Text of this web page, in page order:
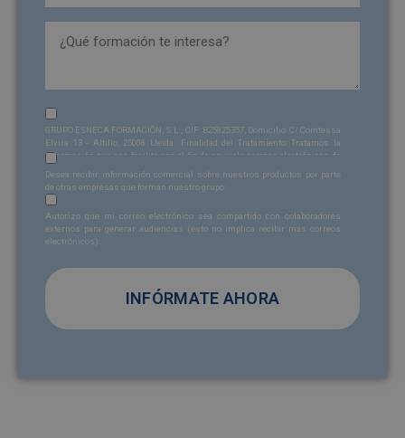
Sin
nombre
(Obligatorio)
GRUPO ESNECA FORMACIÓN, S.L., CIF: B25825357, Domicilio: C/ Comtessa
Elvira 13 - Altillo, 25008 Lleida. Finalidad del Tratamiento: Tratamos la
información que nos facilita con el fin de enviarle correos electrónicos de
productos que fueran de su interés. Legitimación del tratamiento:
Consentimiento del interesado. Derechos: Puede ejercitar sus derechos
identificándose suficientemente, dirigiéndose a la dirección
admin@grupoesneca.com . Para más información consulte nuestra
Política de Privacidad. Desea recibir información comercial (vía telefónica
y/o email):
Sin
nombre
Desea recibir información comercial sobre nuestros productos por parte
de otras empresas que forman nuestro grupo:
Sin
nombre
Autorizo que mi correo electrónico sea compartido con colaboradores
externos para generar audiencias (esto no implica recibir más correos
electrónicos):
l